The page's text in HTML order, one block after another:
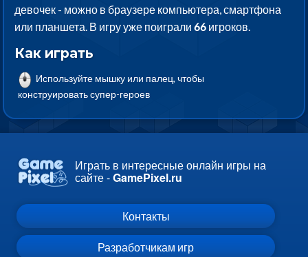
девочек - можно в браузере компьютера, смартфона
или планшета. В игру уже поиграли66 игроков.
Как играть
Используйте мышку или палец, чтобы
конструировать супер-героев
Играть в интересные онлайн игры на
сайте -GamePixel.ru
Контакты
Разработчикам игр